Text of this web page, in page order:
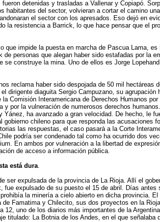
detenidas y trasladas a Vallenar y Copiapó.
habitantes del sector, volvieran a cortar el camino
el sector con los apresados. Eso dejó en
la resistencia a Barrick, lo que hace pensar que el
que impide la puesta en marcha de Pascua Lama, es
de personas que alegan haber sido estafadas por la
se construye la mina. Uno de ellos es Jorge
reclama haber sido despojada de 50 mil hectáreas
dirigente diaguita Sergio Campuzano, su agrupación
Comisión Interamericana de Derechos Humanos por
y por la vulneración de numerosos derechos
Yánez, ha avanzado a gran velocidad. De hecho, le
gobierno chileno para que responda las acusaciones
las respuestas, el caso pasará a la Corte
podría ser condenado tal como ha ocurrido dos
En ambos por vulneración a la libertad de
de acceso a información pública.
está dura.
ser expulsada de la provincia de La Rioja. Allí el
fue expulsado de su puesto el 15 de abril. Días antes
la minería a cielo abierto en dicha provincia. El
de Famatima y Chilecito, sus dos proyectos en la Rioja.
12, uno de los diarios más importantes de la
titulado: La Botnia de los Andes, en el que señalaba